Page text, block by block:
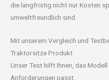
die langfristig nicht nur Kosten
umweltfreundlich sind.
Mit unserem Vergleich und
Traktorsitze Produkt
Unser Test hilft Ihnen, das
Anforderungen passt.